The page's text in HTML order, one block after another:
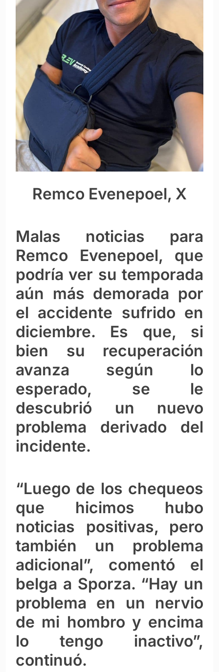
Remco Evenepoel, X
Malas noticias para
Remco Evenepoel, que
podría ver su temporada
aún más demorada por
el accidente sufrido en
diciembre. Es que, si
bien su recuperación
avanza según lo
esperado, se le
descubrió un nuevo
problema derivado del
incidente.
“Luego de los chequeos
que hicimos hubo
noticias positivas, pero
también un problema
adicional”, comentó el
belga a Sporza. “Hay un
problema en un nervio
de mi hombro y encima
lo tengo inactivo”,
continuó.